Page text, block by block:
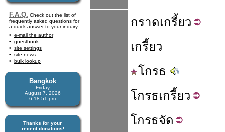
F.A.Q. Check out the list of
frequently asked questions for
a quick answer to your inquiry
e-mail the author
guestbook
site settings
site news
bulk lookup
Bangkok
Friday
August 7, 2026
6:18:52 pm
Thanks for your
recent donations!
กราดเกรี้ยว
เกรี้ยว
โกรธ
โกรธเกรี้ยว
โกรธจัด